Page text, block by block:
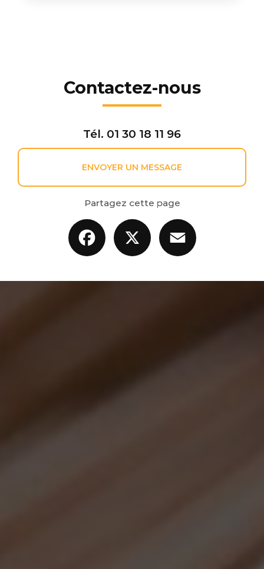
Contactez-nous
Tél. 01 30 18 11 96
ENVOYER UN MESSAGE
Partagez cette page
Facebook